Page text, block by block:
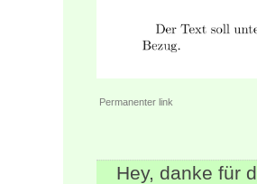
Permanenter link
Hey, danke für